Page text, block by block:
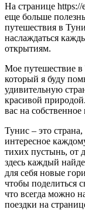
На странице https://
еще больше
путешествия в
наслаждаться
открытиям.
Мое путешествие
который я буду
удивительную
красивой
вас на
Тунис – это
интересное
тихих пустынь, от
здесь каждый
для себя новые
чтобы поделиться
что всегда можно
поездки на